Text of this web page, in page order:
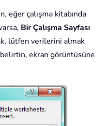
eğer çalışma kitabında
Bir Çalışma Sayfası
lütfen verilerini almak
belirtin, ekran görüntüsüne